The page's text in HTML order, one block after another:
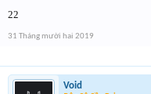
22
31 Tháng mười hai 2019
Void